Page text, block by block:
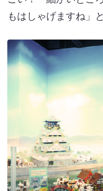
もはしゃげますね」